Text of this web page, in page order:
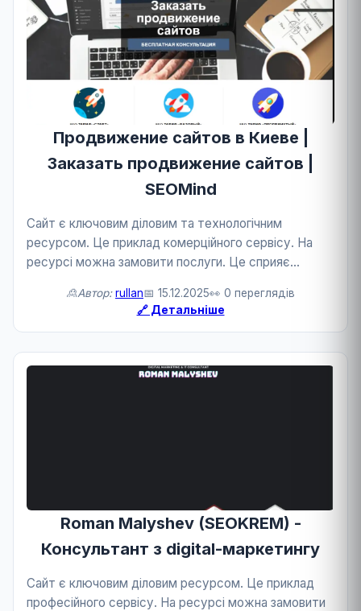
Продвижение сайтов в Киеве |
Заказать продвижение сайтов |
SEOMind
Сайт є ключовим діловим та технологічним
ресурсом. Це приклад комерційного сервісу. На
ресурсі можна замовити послуги. Це сприяє
🙎Автор: rullan📅 15.12.2025👀 0 переглядів
🔗 Детальніше
Roman Malyshev (SEOKREM) -
Консультант з digital-маркетингу
Сайт є ключовим діловим ресурсом. Це приклад
професійного сервісу. На ресурсі можна замовити